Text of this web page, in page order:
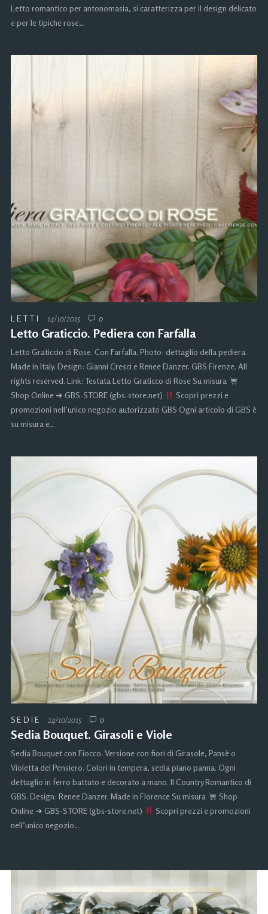
Letto romantico per antonomasia, si caratterizza per il design delicato
e per le tipiche rose…
LETTI 14/10/2015 0
Letto Graticcio. Pediera con Farfalla
Letto Graticcio di Rose. Con Farfalla. Photo: dettaglio della pediera.
Made in Italy. Design: Gianni Cresci e Renee Danzer. GBS Firenze. All
rights reserved. Link: Testata Letto Graticco di Rose Su misura
Shop Online ➜ GBS-STORE (gbs-store.net)
Scopri prezzi e
promozioni nell’unico negozio autorizzato GBS Ogni articolo di GBS è
su misura e…
SEDIE 24/10/2015 0
Sedia Bouquet. Girasoli e Viole
Sedia Bouquet con Fiocco. Versione con fiori di Girasole, Pansè o
Violetta del Pensiero. Colori in tempera, sedia piano panna. Ogni
dettaglio in ferro battuto e decorato a mano. Il Country Romantico di
GBS. Design: Renee Danzer. Made in Florence Su misura
Shop
Online ➜ GBS-STORE (gbs-store.net)
Scopri prezzi e promozioni
nell’unico negozio…